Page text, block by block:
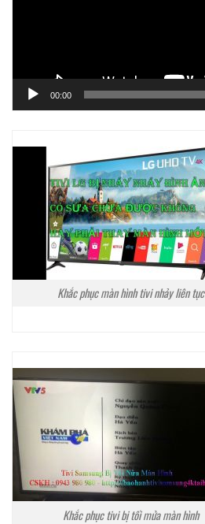
00:00
Khắc phục màn hình tivi nhảy liên tục
Khắc phục tivi bị tối mửa màn hình